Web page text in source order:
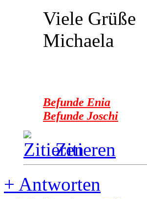
Viele Grüße
Michaela
Befunde Enia
Befunde Joschi
Zitieren
+ Antworten